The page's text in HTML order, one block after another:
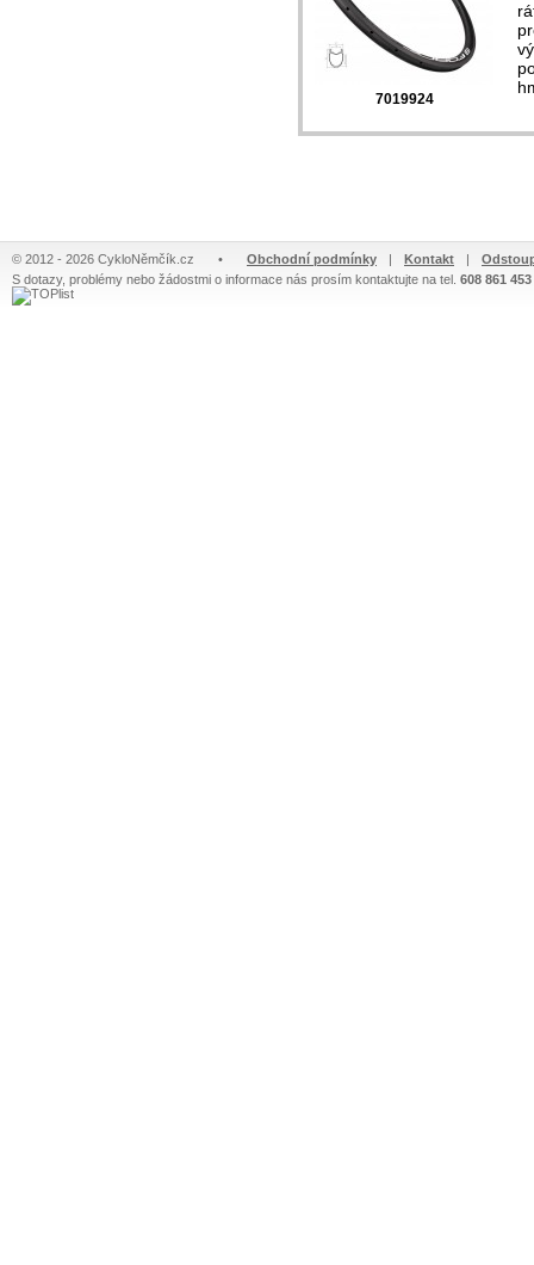
7019924
© 2012 - 2026 CykloNěmčík.cz • Obchodní podmínky | Kontakt |
S dotazy, problémy nebo žádostmi o informace nás prosím kontaktujte na tel. 608 861 453